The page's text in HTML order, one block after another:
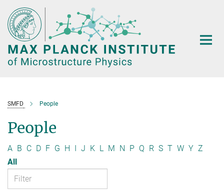
Main-
Content
SMFD People
People
A B C D F G H I J K L M N P Q R S T W Y Z
All